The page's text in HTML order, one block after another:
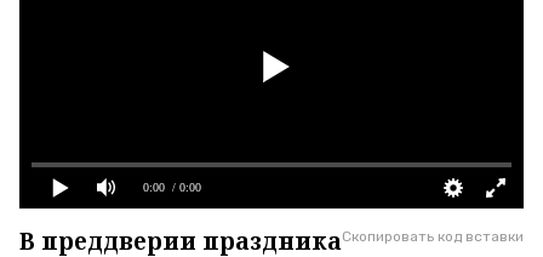
0:00 / 0:00
Скопировать код вставки
В преддверии праздника